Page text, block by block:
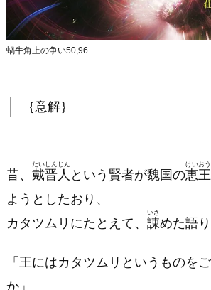
蝸牛角上の争い50,96
｛意解｝
昔、 戴晋人
たいしんじん
という賢者が魏国の恵王
けいおう
ようとしたおり、
カタツムリにたとえて、 諌
いさ
めた語り
「王にはカタツムリというものを
か」